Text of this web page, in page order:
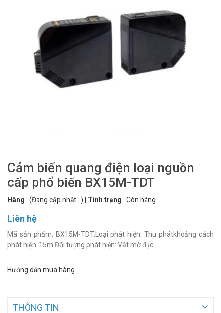
Cảm biến quang điện loại nguồn
cấp phổ biến BX15M-TDT
Hãng : (Đang cập nhật...) Tình trạng : Còn hàng
Liên hệ
Mã sản phẩm: BX15M-TDT.Loại phát hiện: Thu phátkhoảng cách
phát hiện: 15m.Đối tượng phát hiện: Vật mờ đục.
Hướng dẫn mua hàng
THÔNG TIN